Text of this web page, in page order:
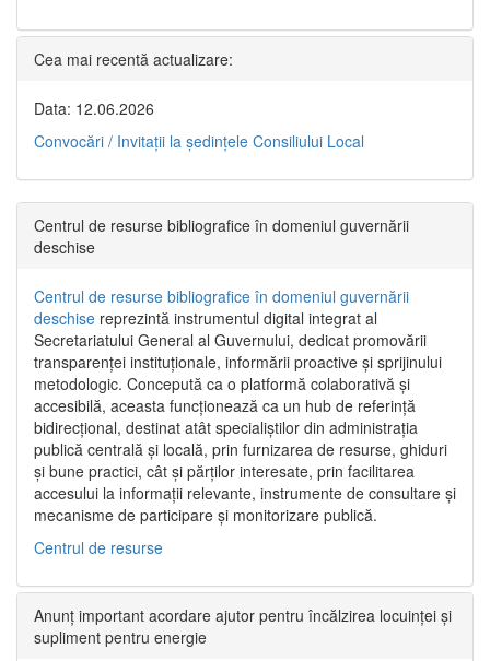
Cea mai recentă actualizare:
Data: 12.06.2026
Convocări / Invitaţii la şedinţele Consiliului Local
Centrul de resurse bibliografice în domeniul guvernării
deschise
Centrul de resurse bibliografice în domeniul guvernării
deschise reprezintă instrumentul digital integrat al
Secretariatului General al Guvernului, dedicat promovării
transparenței instituționale, informării proactive și sprijinului
metodologic. Concepută ca o platformă colaborativă și
accesibilă, aceasta funcționează ca un hub de referință
bidirecțional, destinat atât specialiștilor din administrația
publică centrală și locală, prin furnizarea de resurse, ghiduri
și bune practici, cât și părților interesate, prin facilitarea
accesului la informații relevante, instrumente de consultare și
mecanisme de participare și monitorizare publică.
Centrul de resurse
Anunț important acordare ajutor pentru încălzirea locuinței și
supliment pentru energie